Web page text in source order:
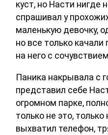
куст, но Насти нигде
спрашивал у
маленькую девочку,
но все только
на него с
Паника накрывала с
представил себе
огромном парке,
только не это,
выхватил телефон,